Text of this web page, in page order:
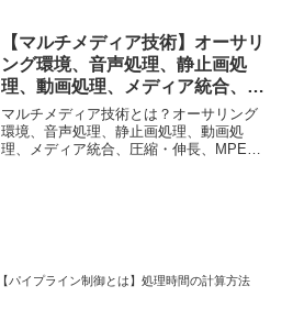
【マルチメディア技術】オーサリ
ング環境、音声処理、静止画処
理、動画処理、メディア統合、圧
縮・伸長、MPEG
マルチメディア技術とは？オーサリング
環境、音声処理、静止画処理、動画処
理、メディア統合、圧縮・伸長、MPEG
【パイプライン制御とは】処理時間の計算方法